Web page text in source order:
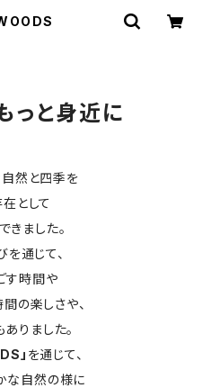
っと身近に
然と四季を
として
きました。
を通じて、
す時間や
の楽しさや、
りました。
」 を通じて、
な自然の様に